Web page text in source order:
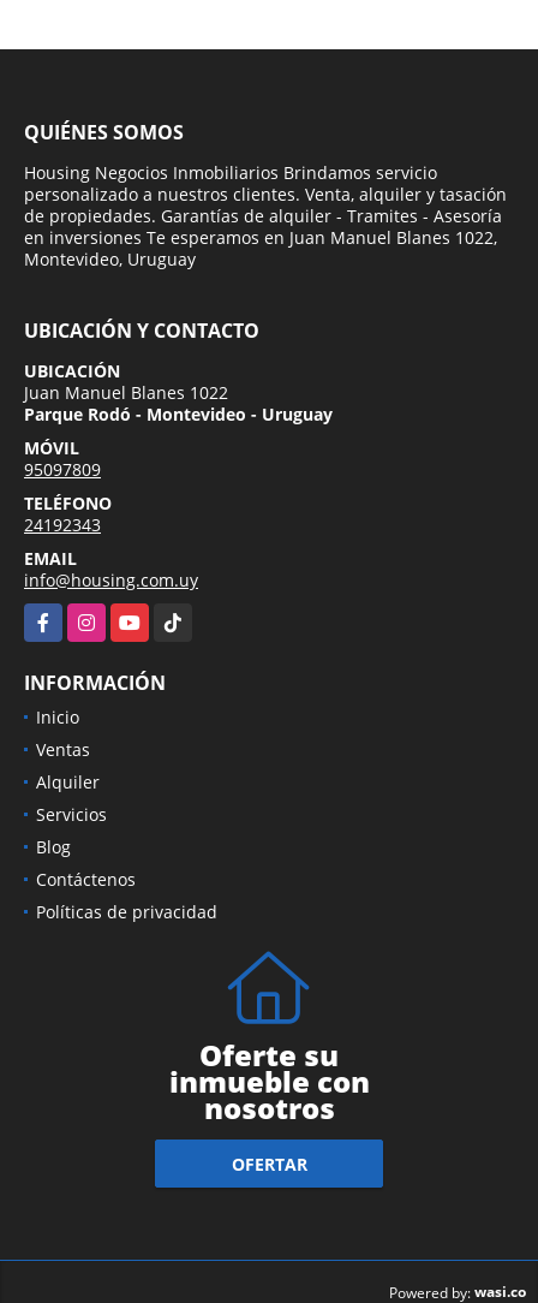
QUIÉNES SOMOS
Housing Negocios Inmobiliarios Brindamos servicio
personalizado a nuestros clientes. Venta, alquiler y tasación
de propiedades. Garantías de alquiler - Tramites - Asesoría
en inversiones Te esperamos en Juan Manuel Blanes 1022,
Montevideo, Uruguay
UBICACIÓN Y CONTACTO
UBICACIÓN
Juan Manuel Blanes 1022
Parque Rodó - Montevideo - Uruguay
MÓVIL
95097809
TELÉFONO
24192343
EMAIL
info@housing.com.uy
FacebookInstagramYouTubeTikTok
INFORMACIÓN
Inicio
Ventas
Alquiler
Servicios
Blog
Contáctenos
Políticas de privacidad
Oferte su
inmueble con
nosotros
OFERTAR
Powered by:wasi.co